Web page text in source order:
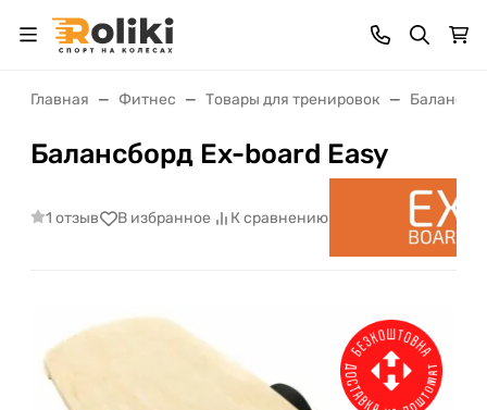
Главная Фитнес Товары для тренировок Баланс и
Балансборд Ex-board Easy
1 отзыв В избранное К сравнению